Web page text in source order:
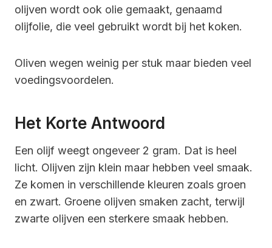
olijven wordt ook olie gemaakt, genaamd
olijfolie, die veel gebruikt wordt bij het koken.
Oliven wegen weinig per stuk maar bieden veel
voedingsvoordelen.
Het Korte Antwoord
Een olijf weegt ongeveer 2 gram. Dat is heel
licht. Olijven zijn klein maar hebben veel smaak.
Ze komen in verschillende kleuren zoals groen
en zwart. Groene olijven smaken zacht, terwijl
zwarte olijven een sterkere smaak hebben.